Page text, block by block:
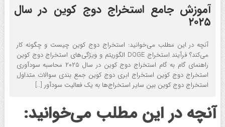
آموزش جامع استخراج دوج کوین در سال
۲۰۲۵
آنچه در این مطلب می‌خوانید: استخراج دوج کوین چیست و چگونه کار
می‌کند؟ فرآیند استخراج DOGE الگوریتم و ویژگی‌های استخراج دوج کوین
راهنمای گام به گام استخراج دوج کوین در سال ۲۰۲۵ محاسبه سودآوری
استخراج دوج ‌کوین استخراج ابری دوج ‌کوین جمع بندی سوالات متداول
استخراج دوج کوین بین سایر استخراج‌ها به یک فعالیت سودآور […]
آنچه در این مطلب می‌خوانید: